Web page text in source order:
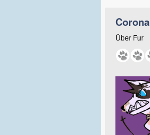
Corona
Über Fur